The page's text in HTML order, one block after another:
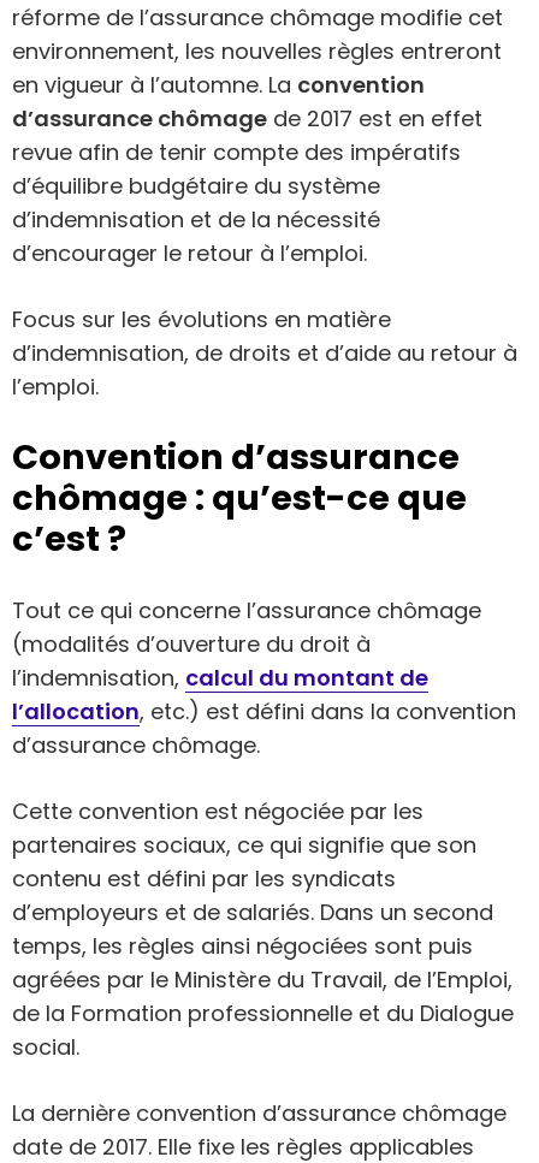
réforme de l’assurance chômage modifie cet
environnement, les nouvelles règles entreront
en vigueur à l’automne. La convention
d’assurance chômage de 2017 est en effet
revue afin de tenir compte des impératifs
d’équilibre budgétaire du système
d’indemnisation et de la nécessité
d’encourager le retour à l’emploi.
Focus sur les évolutions en matière
d’indemnisation, de droits et d’aide au retour à
l’emploi.
Convention d’assurance
chômage : qu’est-ce que
c’est ?
Tout ce qui concerne l’assurance chômage
(modalités d’ouverture du droit à
l’indemnisation, calcul du montant de
l’allocation, etc.) est défini dans la convention
d’assurance chômage.
Cette convention est négociée par les
partenaires sociaux, ce qui signifie que son
contenu est défini par les syndicats
d’employeurs et de salariés. Dans un second
temps, les règles ainsi négociées sont puis
agréées par le Ministère du Travail, de l’Emploi,
de la Formation professionnelle et du Dialogue
social.
La dernière convention d’assurance chômage
date de 2017. Elle fixe les règles applicables